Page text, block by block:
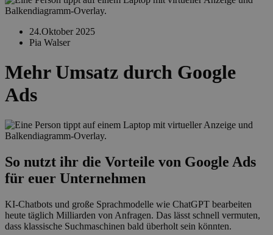
24.Oktober 2025
Pia Walser
Mehr Umsatz durch Google
Ads
So nutzt ihr die Vorteile von Google Ads
für euer Unternehmen
KI-Chatbots und große Sprachmodelle wie ChatGPT bearbeiten
heute täglich Milliarden von Anfragen. Das lässt schnell vermuten,
dass klassische Suchmaschinen bald überholt sein könnten.